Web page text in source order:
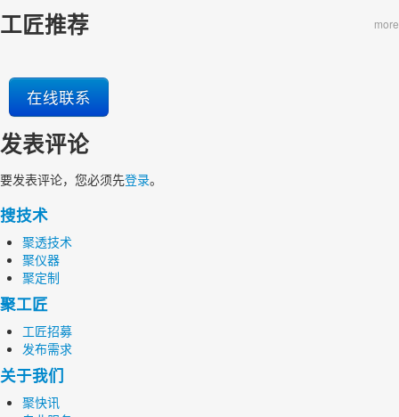
工匠推荐 more
在线联系
发表评论
要发表评论，您必须先登录。
搜技术
聚透技术
聚仪器
聚定制
聚工匠
工匠招募
发布需求
关于我们
聚快讯